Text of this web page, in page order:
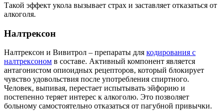
Такой эффект укола вызывает страх и заставляет отказаться от
алкоголя.
Налтрексон
Налтрексон и Вивитрол – препараты для кодирования с
налтрексоном в составе. Активный компонент является
антагонистом опиоидных рецепторов, который блокирует
чувство удовольствия после употребления спиртного.
Человек, выпивая, перестает испытывать эйфорию и
постепенно теряет интерес к алкоголю. Это позволяет
больному самостоятельно отказаться от пагубной привычки.